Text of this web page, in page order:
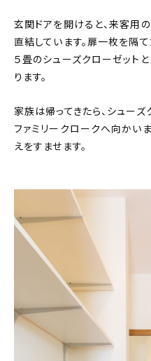
玄関ドアを開けると、来客用
直結しています。扉一枚を隔
５畳のシューズクローゼット
ります。
家族は帰ってきたら、シューズ
ファミリークロークへ向かい
えをすませます。